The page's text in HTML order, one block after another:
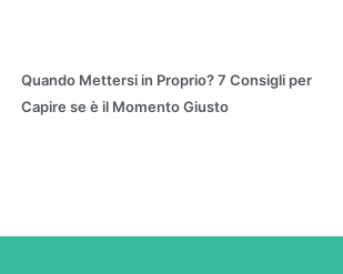
Quando Mettersi in Proprio? 7 Consigli per
Capire se è il Momento Giusto